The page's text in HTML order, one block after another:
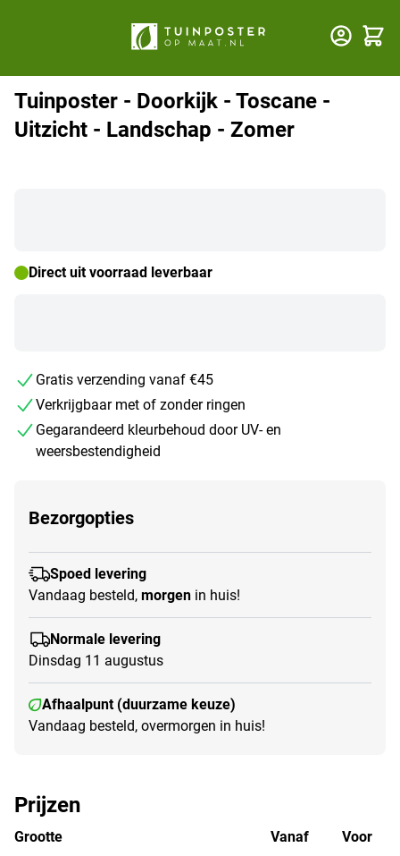
Tuinposter - Doorkijk - Toscane -
Uitzicht - Landschap - Zomer
Direct uit voorraad leverbaar
Gratis verzending vanaf €45
Verkrijgbaar met of zonder ringen
Gegarandeerd kleurbehoud door UV- en
weersbestendigheid
Bezorgopties
Spoed levering
Vandaag besteld, morgen in huis!
Normale levering
Dinsdag 11 augustus
Afhaalpunt (duurzame keuze)
Vandaag besteld, overmorgen in huis!
Prijzen
Grootte
Vanaf
Voor